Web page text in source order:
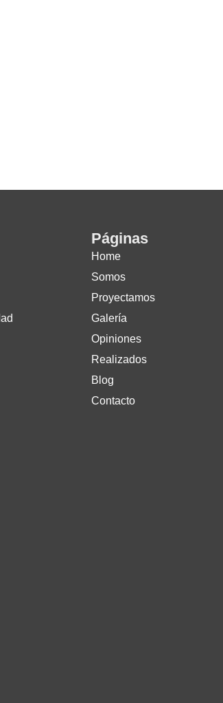
Páginas
Home
Somos
Proyectamos
Galería
Opiniones
Realizados
Blog
Contacto